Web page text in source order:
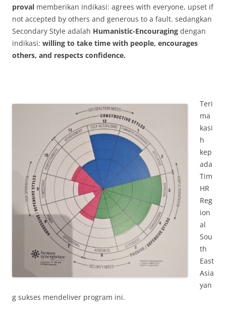
proval memberikan indikasi: agrees with everyone, upset if
not accepted by others and generous to a fault. sedangkan
Secondary Style adalah Humanistic-Encouraging dengan
indikasi: willing to take time with people, encourages
others, and respects confidence.
Teri
ma
kasi
h
kep
ada
Tim
HR
Reg
ion
al
Sou
th
East
Asia
yan
g sukses mendeliver program ini.